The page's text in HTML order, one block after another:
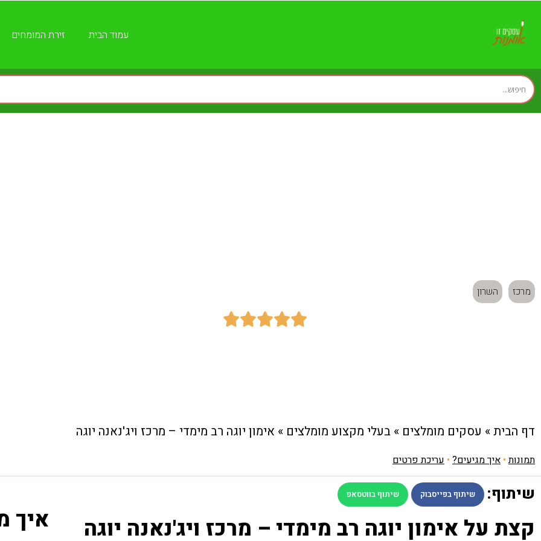
עמוד הבית זירת המומחים
מרכז השרון





דף הבית» עסקים מומלצים » בעלי מקצוע מומלצים » אימון יוגה רב מימדי – מרכז ויג'נאנה יוגה
תמונות• איך מגיעים? • עריכת פרטים
שיתוף: שיתוף בפייסבוק שיתוף בווטסאפ
קצת על אימון יוגה רב מימדי – מרכז ויג'נאנה יוגה איך